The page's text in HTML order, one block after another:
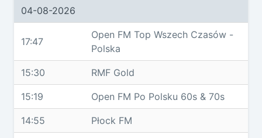
04-08-2026
17:47
Open FM Top Wszech Czasów -
Polska
15:30 RMF Gold
15:19 Open FM Po Polsku 60s & 70s
14:55 Płock FM